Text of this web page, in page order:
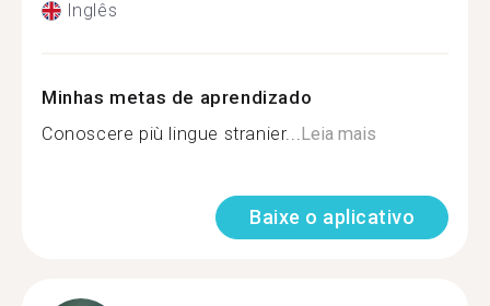
Inglês
Minhas metas de aprendizado
Conoscere più lingue stranier...Leia mais
Baixe o aplicativo